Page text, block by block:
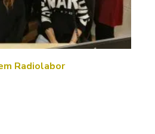
Radiolabor